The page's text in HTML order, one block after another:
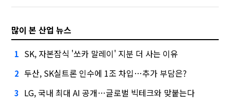
많이 본 산업 뉴스
1 SK, 자본잠식 '쏘카 말레이' 지분 더 사는 이유
2 두산, SK실트론 인수에 1조 차입…추가 부담은?
3 LG, 국내 최대 AI 공개…글로벌 빅테크와 맞붙는다